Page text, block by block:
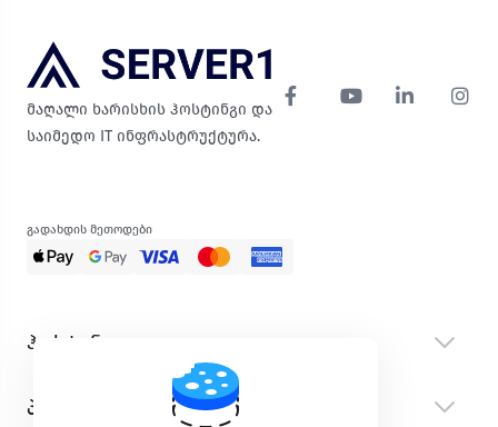
მაღალი ხარისხის ჰოსტინგი და
საიმედო IT ინფრასტრუქტურა.
გადახდის მეთოდები
ჰოსტინგი
პროდუქტები